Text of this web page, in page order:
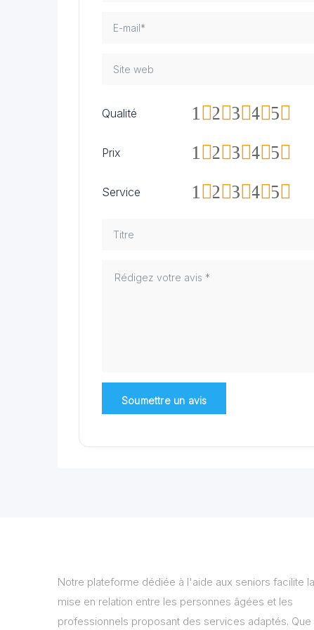
Qualité 5
4
3
2
1
Prix 5
4
3
2
1
Service 5
4
3
2
1
Notre plateforme dédiée à l'aide aux seniors facilite la
mise en relation entre les personnes âgées et les
professionnels proposant des services adaptés. Que